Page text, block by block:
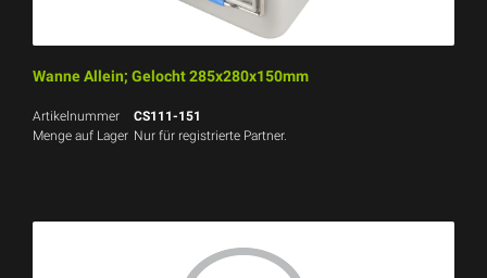
Wanne Allein; Gelocht 285x280x150mm
Artikelnummer
CS111-151
Menge auf Lager Nur für registrierte Partner.